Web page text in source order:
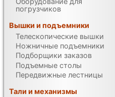
погрузчиков
Вышки и подъемники
Телескопические вышки
Ножничные подъемники
Подборщики заказов
Подъемные столы
Передвижные лестницы
Тали и механизмы